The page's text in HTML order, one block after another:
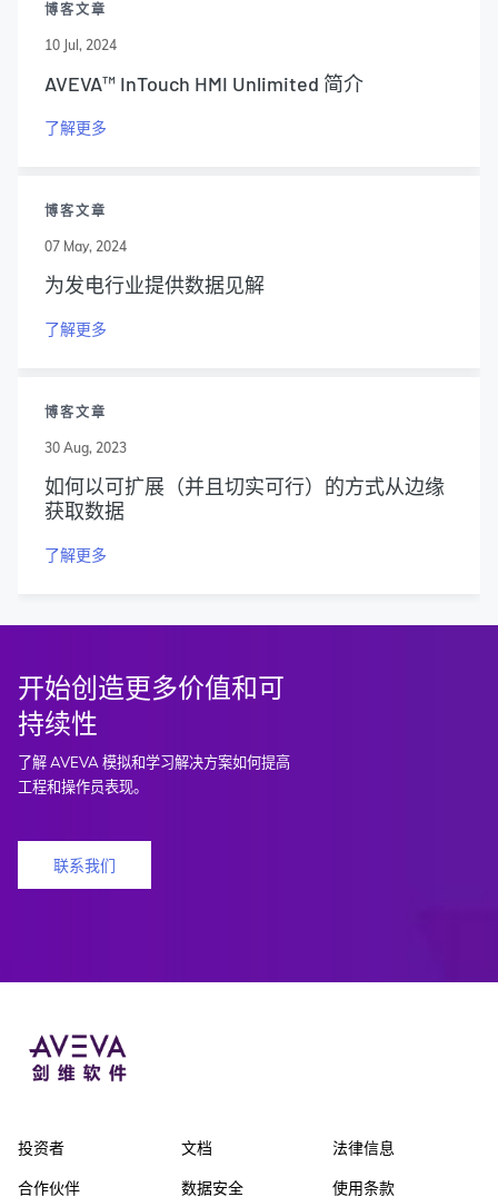
博客文章
10 Jul, 2024
AVEVA™ InTouch HMI Unlimited 简介
了解更多
博客文章
07 May, 2024
为发电行业提供数据见解
了解更多
博客文章
30 Aug, 2023
如何以可扩展（并且切实可行）的方式从边缘
获取数据
了解更多
开始创造更多价值和可
持续性
了解 AVEVA 模拟和学习解决方案如何提高
工程和操作员表现。
联系我们
投资者
合作伙伴
文档
数据安全
法律信息
使用条款